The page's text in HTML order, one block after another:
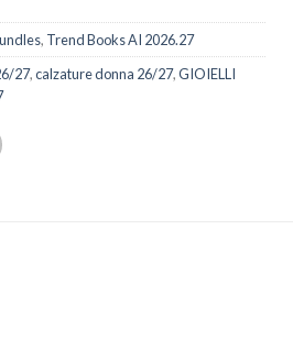
, Trend Books AI 2026.27
27,calzature donna 26/27,GIOIELLI